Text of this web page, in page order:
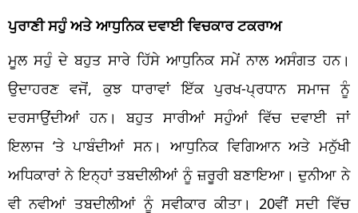
ਪੁਰਾਣੀ ਸਹੁੰ ਅਤੇ ਆਧੁਨਿਕ ਦਵਾਈ ਵਿਚਕਾਰ ਟਕਰਾਅ
ਮੂਲ ਸਹੁੰ ਦੇ ਬਹੁਤ ਸਾਰੇ ਹਿੱਸੇ ਆਧੁਨਿਕ ਸਮੇਂ ਨਾਲ ਅਸੰਗਤ ਹਨ।
ਉਦਾਹਰਣ ਵਜੋਂ, ਕੁਝ ਧਾਰਾਵਾਂ ਇੱਕ ਪੁਰਖ-ਪ੍ਰਧਾਨ ਸਮਾਜ ਨੂੰ
ਦਰਸਾਉਂਦੀਆਂ ਹਨ। ਬਹੁਤ ਸਾਰੀਆਂ ਸਹੁੰਆਂ ਵਿੱਚ ਦਵਾਈ ਜਾਂ
ਇਲਾਜ ‘ਤੇ ਪਾਬੰਦੀਆਂ ਸਨ। ਆਧੁਨਿਕ ਵਿਗਿਆਨ ਅਤੇ ਮਨੁੱਖੀ
ਅਧਿਕਾਰਾਂ ਨੇ ਇਨ੍ਹਾਂ ਤਬਦੀਲੀਆਂ ਨੂੰ ਜ਼ਰੂਰੀ ਬਣਾਇਆ। ਦੁਨੀਆ ਨੇ
ਵੀ ਨਵੀਆਂ ਤਬਦੀਲੀਆਂ ਨੂੰ ਸਵੀਕਾਰ ਕੀਤਾ। 20ਵੀਂ ਸਦੀ ਵਿੱਚ